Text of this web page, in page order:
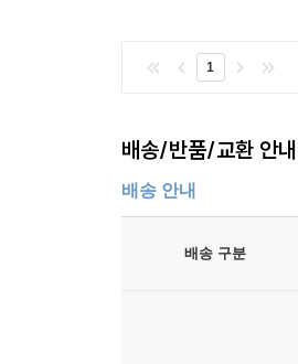
1
배송/반품/교환 안내
배송 안내
배송 구분